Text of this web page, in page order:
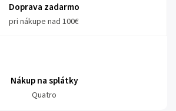
Doprava zadarmo
pri nákupe nad 100€
Nákup na splátky
Quatro